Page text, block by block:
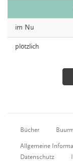
im Nu
plötzlich
Bücher
Allgemeine
Datenschutz